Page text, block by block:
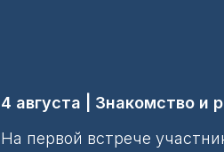
4 августа | Знакомство и
На первой встрече